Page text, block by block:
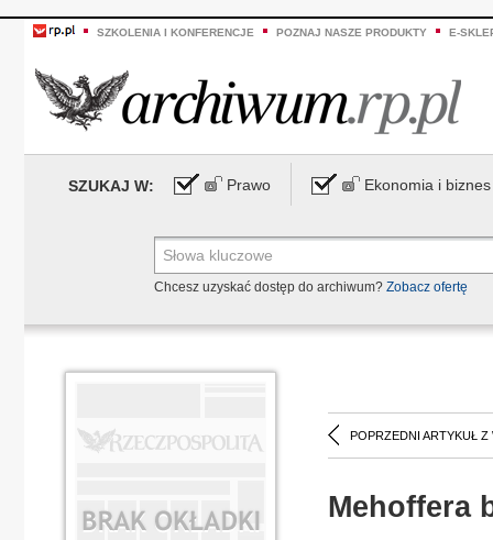
SZKOLENIA I KONFERENCJE POZNAJ NASZE PRODUKTY E-
SZUKAJ W: Prawo Ekonomia i biznes
Chcesz uzyskać dostęp do archiwum? Zobacz ofertę
POPRZEDNI ARTYKUŁ Z
Mehoffera